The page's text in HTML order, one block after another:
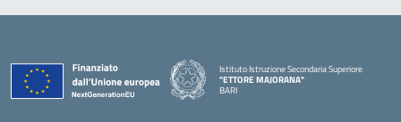
Istituto Istruzione Secondaria Superiore
"ETTORE MAJORANA"
BARI